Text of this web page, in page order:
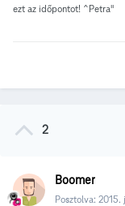
ezt az időpontot! ^Petra"
2
Boomer
Posztolva: 2015.